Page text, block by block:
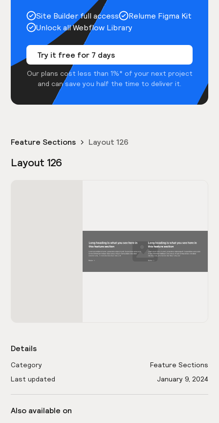
Site Builder full access
Relume Figma Kit
Unlock all Webflow Library
Try it free for 7 days
Our plans cost less than 1%* of your next project
and can save you half the time to deliver it.
Feature Sections Layout 126
Layout 126
Details
Category
Feature Sections
Last updated
January 9, 2024
Also available on